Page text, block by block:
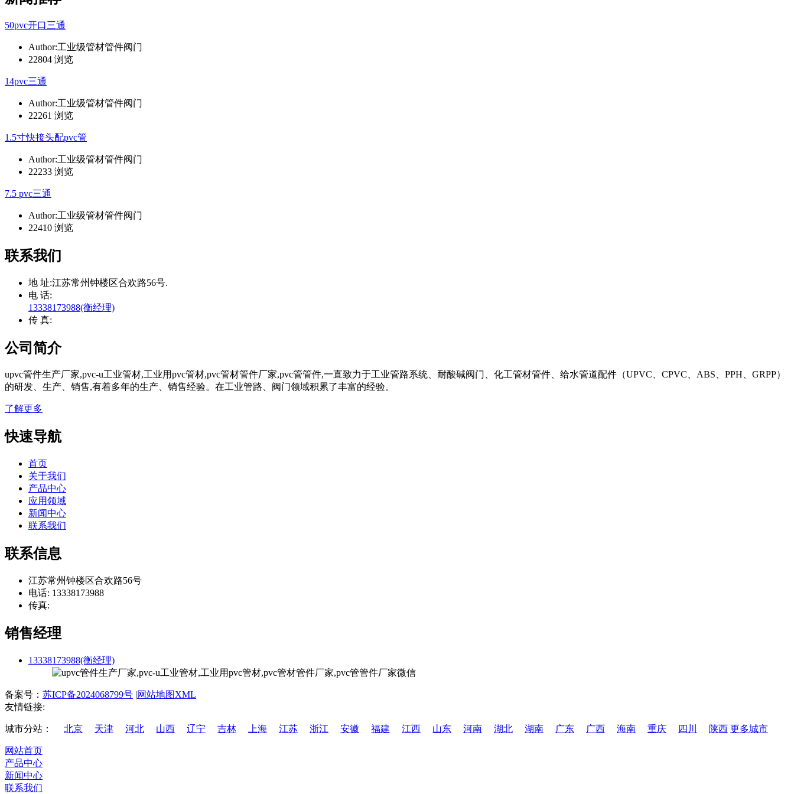
50pvc开口三通
Author:工业级管材管件阀门
22804 浏览
14pvc三通
Author:工业级管材管件阀门
22261 浏览
1.5寸快接头配pvc管
Author:工业级管材管件阀门
22233 浏览
7.5 pvc三通
Author:工业级管材管件阀门
22410 浏览
联系我们
地 址:江苏常州钟楼区合欢路56号.
电 话:
13338173988(衡经理)
传 真:
公司简介
upvc管件生产厂家,pvc-u工业管材,工业用pvc管材,pvc管材管件厂家,pvc管管件,一直致力于工业管路系统、耐酸碱阀门、化工管材管件、给水管道配件（UPVC、CPVC、ABS、PPH、GRPP）
的研发、生产、销售,有着多年的生产、销售经验。在工业管路、阀门领域积累了丰富的经验。
了解更多
快速导航
首页
关于我们
产品中心
应用领域
新闻中心
联系我们
联系信息
江苏常州钟楼区合欢路56号
电话: 13338173988
传真:
销售经理
13338173988(衡经理)
备案号： 苏ICP备2024068799号 |网站地图XML
友情链接:
城市分站： 北京 天津 河北 山西 辽宁 吉林 上海 江苏 浙江 安徽 福建 江西 山东 河南 湖北 湖南 广东 广西 海南 重庆 四川 陕西 更多城市
网站首页
产品中心
新闻中心
联系我们